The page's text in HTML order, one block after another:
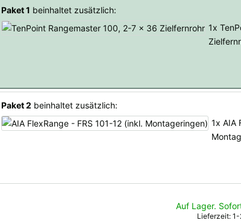
Paket 1 beinhaltet zusätzlich:
1x
Paket 2 beinhaltet zusätzlich:
1x AIA
Auf Lager.
Lieferzeit: 1-